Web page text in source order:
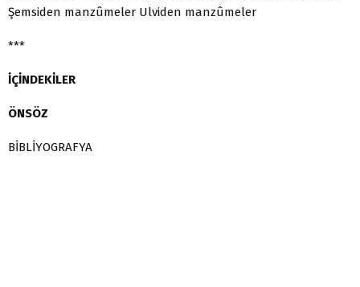
Şemsiden manzûmeler Ulviden manzûmeler
***
İÇİNDEKİLER
ÖNSÖZ
BİBLİYOGRAFYA